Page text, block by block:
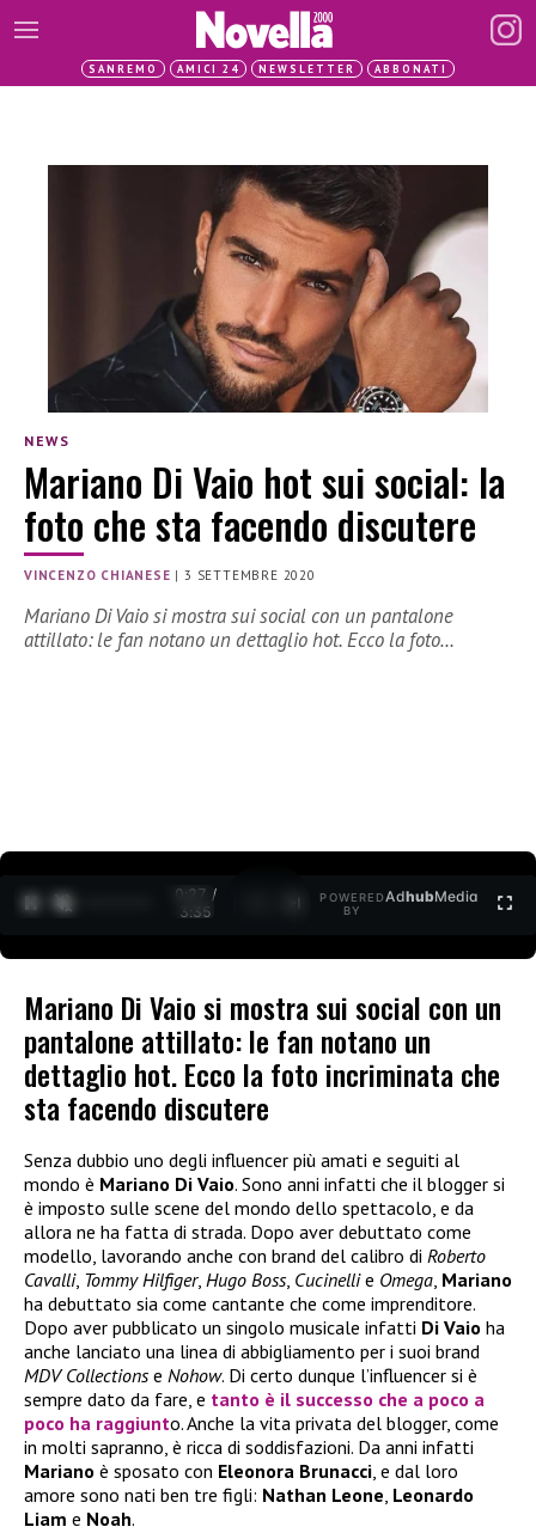
SANREMO AMICI 24 NEWSLETTER ABBONATI
NEWS
Mariano Di Vaio hot sui social: la
foto che sta facendo discutere
VINCENZO CHIANESE |3 SETTEMBRE 2020
Mariano Di Vaio si mostra sui social con un pantalone
attillato: le fan notano un dettaglio hot. Ecco la foto…
0:27 /
3:35
POWERED
BY
AdhubMedia
Mariano Di Vaio si mostra sui social con un
pantalone attillato: le fan notano un
dettaglio hot. Ecco la foto incriminata che
sta facendo discutere
Senza dubbio uno degli influencer più amati e seguiti al
mondo è Mariano Di Vaio. Sono anni infatti che il blogger si
è imposto sulle scene del mondo dello spettacolo, e da
allora ne ha fatta di strada. Dopo aver debuttato come
modello, lavorando anche con brand del calibro di Roberto
Cavalli, Tommy Hilfiger, Hugo Boss, Cucinellie Omega, Mariano
ha debuttato sia come cantante che come imprenditore.
Dopo aver pubblicato un singolo musicale infatti Di Vaio ha
anche lanciato una linea di abbigliamento per i suoi brand
MDV Collectionse Nohow. Di certo dunque l’influencer si è
sempre dato da fare, e tanto è il successo che a poco a
poco ha raggiunto. Anche la vita privata del blogger, come
in molti sapranno, è ricca di soddisfazioni. Da anni infatti
Mariano è sposato con Eleonora Brunacci, e dal loro
amore sono nati ben tre figli: Nathan Leone, Leonardo
Liam e Noah.